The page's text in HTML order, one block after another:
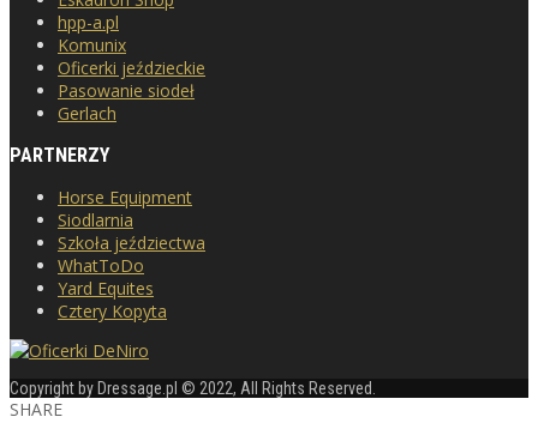
hpp-a.pl
Komunix
Oficerki jeździeckie
Pasowanie siodeł
Gerlach
PARTNERZY
Horse Equipment
Siodlarnia
Szkoła jeździectwa
WhatToDo
Yard Equites
Cztery Kopyta
Copyright by Dressage.pl © 2022, All Rights Reserved.
SHARE